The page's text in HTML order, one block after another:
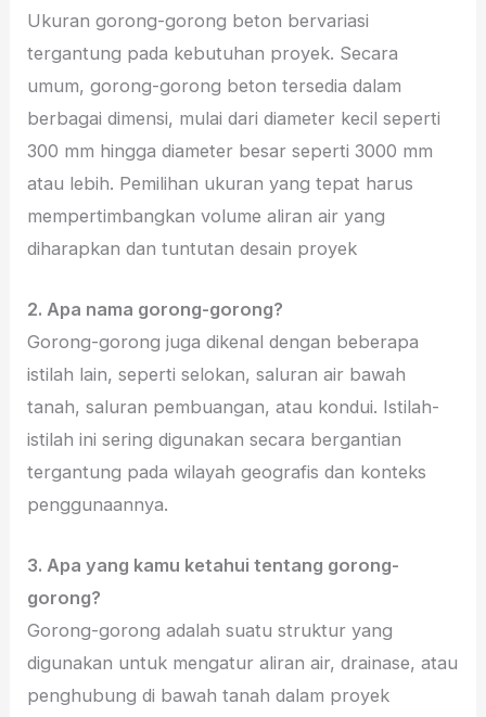
Ukuran gorong-gorong beton bervariasi
tergantung pada kebutuhan proyek. Secara
umum, gorong-gorong beton tersedia dalam
berbagai dimensi, mulai dari diameter kecil seperti
300 mm hingga diameter besar seperti 3000 mm
atau lebih. Pemilihan ukuran yang tepat harus
mempertimbangkan volume aliran air yang
diharapkan dan tuntutan desain proyek
2. Apa nama gorong-gorong?
Gorong-gorong juga dikenal dengan beberapa
istilah lain, seperti selokan, saluran air bawah
tanah, saluran pembuangan, atau kondui. Istilah-
istilah ini sering digunakan secara bergantian
tergantung pada wilayah geografis dan konteks
penggunaannya.
3. Apa yang kamu ketahui tentang gorong-
gorong?
Gorong-gorong adalah suatu struktur yang
digunakan untuk mengatur aliran air, drainase, atau
penghubung di bawah tanah dalam proyek